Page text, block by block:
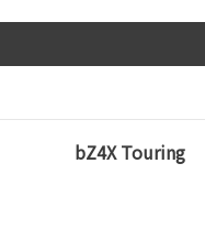
bZ4X Touring